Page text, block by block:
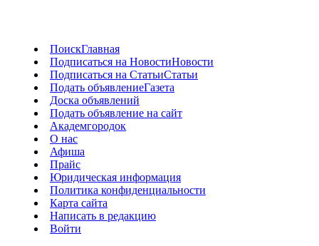
ПоискГлавная
Подписаться на НовостиНовости
Подписаться на СтатьиСтатьи
Подать объявлениеГазета
Доска объявлений
Подать объявление на сайт
Академгородок
О нас
Афиша
Прайс
Юридическая информация
Политика конфиденциальности
Карта сайта
Написать в редакцию
Войти